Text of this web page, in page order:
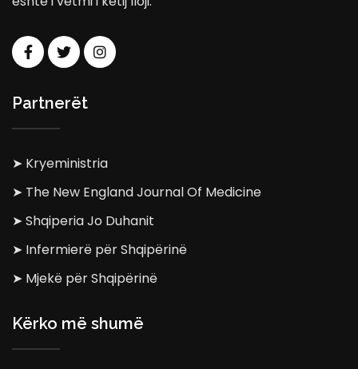
Partnerët
➤ Kryeministria
➤ The New England Journal Of Medicine
➤ Shqiperia Jo Duhanit
➤ Infermierë për Shqipërinë
➤ Mjekë për Shqipërinë
Kërko më shumë